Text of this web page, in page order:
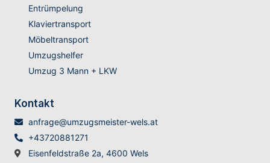
Entrümpelung
Klaviertransport
Möbeltransport
Umzugshelfer
Umzug 3 Mann + LKW
Kontakt
anfrage@umzugsmeister-wels.at
+43720881271
Eisenfeldstraße 2a, 4600 Wels